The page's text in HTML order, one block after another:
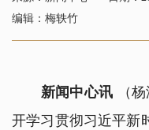
编辑：梅轶竹
新闻中心讯
（
开学习贯彻习近平新